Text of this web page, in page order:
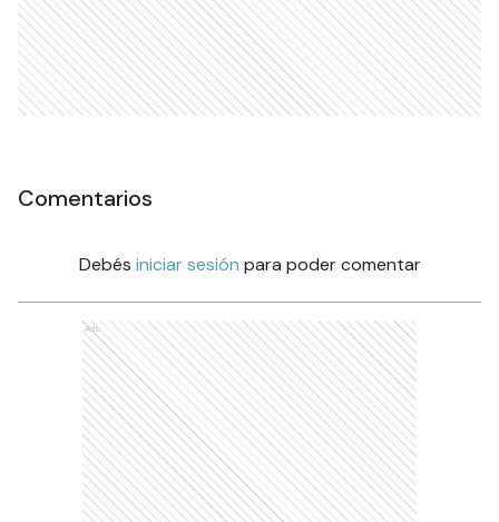
Comentarios
Debés iniciar sesión para poder comentar
Ads